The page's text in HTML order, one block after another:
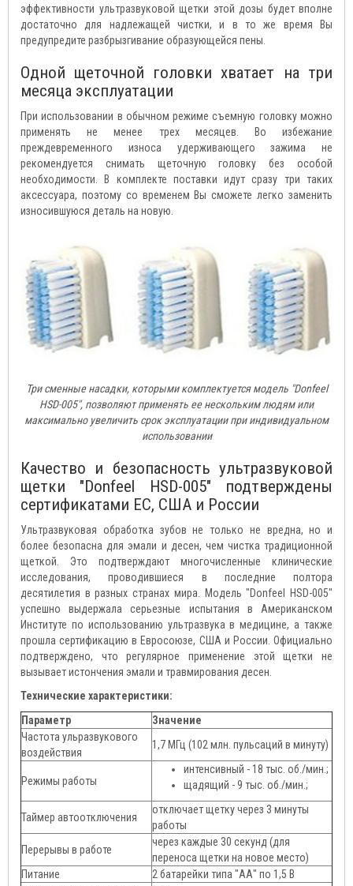
эффективности ультразвуковой щетки этой дозы будет вполне
достаточно для надлежащей чистки, и в то же время Вы
предупредите разбрызгивание образующейся пены.
Одной щеточной головки хватает на три
месяца эксплуатации
При использовании в обычном режиме съемную головку можно
применять не менее трех месяцев. Во избежание
преждевременного износа удерживающего зажима не
рекомендуется снимать щеточную головку без особой
необходимости. В комплекте поставки идут сразу три таких
аксессуара, поэтому со временем Вы сможете легко заменить
износившуюся деталь на новую.
Три сменные насадки, которыми комплектуется модель "Donfeel
HSD-005", позволяют применять ее нескольким людям или
максимально увеличить срок эксплуатации при индивидуальном
использовании
Качество и безопасность ультразвуковой
щетки "Donfeel HSD-005" подтверждены
сертификатами ЕС, США и России
Ультразвуковая обработка зубов не только не вредна, но и
более безопасна для эмали и десен, чем чистка традиционной
щеткой. Это подтверждают многочисленные клинические
исследования, проводившиеся в последние полтора
десятилетия в разных странах мира. Модель "Donfeel HSD-005"
успешно выдержала серьезные испытания в Американском
Институте по использованию ультразвука в медицине, а также
прошла сертификацию в Евросоюзе, США и России. Официально
подтверждено, что регулярное применение этой щетки не
вызывает истончения эмали и травмирования десен.
Технические характеристики:
Параметр
Значение
Частота ульразвукового
воздействия
1,7 МГц (102 млн. пульсаций в минуту)
Режимы работы
интенсивный - 18 тыс. об./мин.;
щадящий - 9 тыс. об./мин.;
Таймер автоотключения
отключает щетку через 3 минуты
работы
Перерывы в работе
через каждые 30 секунд (для
переноса щетки на новое место)
Питание
2 батарейки типа "АА" по 1,5 В